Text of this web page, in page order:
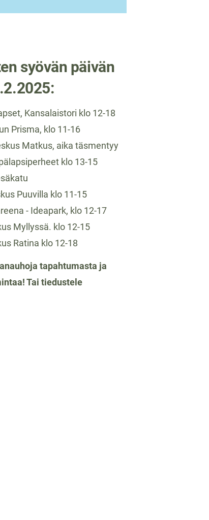
syövän päivän
Kansalaistori klo 12-18
Prisma, klo 11-16
Matkus, aika täsmentyy
klo 13-15
Puuvilla klo 11-15
- Ideapark, klo 12-17
Myllyssä. klo 12-15
Ratina klo 12-18
tapahtumasta ja
Tai tiedustele